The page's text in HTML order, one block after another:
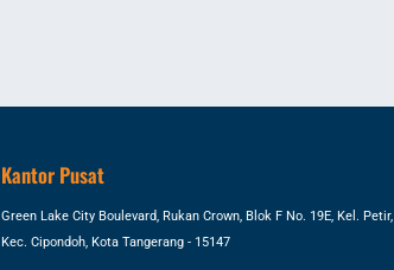
Kantor Pusat
Green Lake City Boulevard, Rukan Crown, Blok F No. 19E, Kel. Petir,
Kec. Cipondoh, Kota Tangerang - 15147